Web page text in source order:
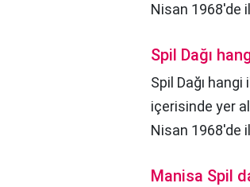
Nisan 1968'de
Spil Dağı
Spil Dağı hangi
içerisinde yer
Nisan 1968'de
Manisa Spil